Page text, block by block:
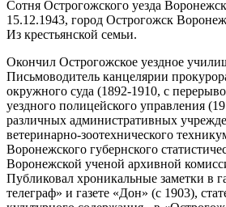
Сотня Острогожского уезда
15.12.1943, город Острогожск
Из крестьянской семьи.
Окончил Острогожское уездное
Письмоводитель канцелярии
окружного суда (1892-1910, с
уездного полицейского управления
различных административных
ветеринарно-зоотехнического
Воронежского губернского
Воронежской ученой архивной
Публиковал хроникальные заметки в
телеграф» и газете «Дон» (с 1903),